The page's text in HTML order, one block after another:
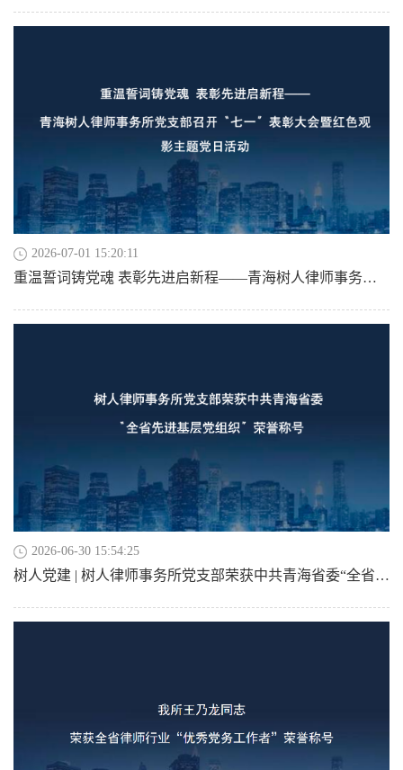
2026-07-01 15:20:11
重温誓词铸党魂 表彰先进启新程——青海树人律师事务所党支部召开“七一”表彰大会暨红色观影主题党日活动
2026-06-30 15:54:25
树人党建 | 树人律师事务所党支部荣获中共青海省委“全省先进基层党组织”荣誉称号